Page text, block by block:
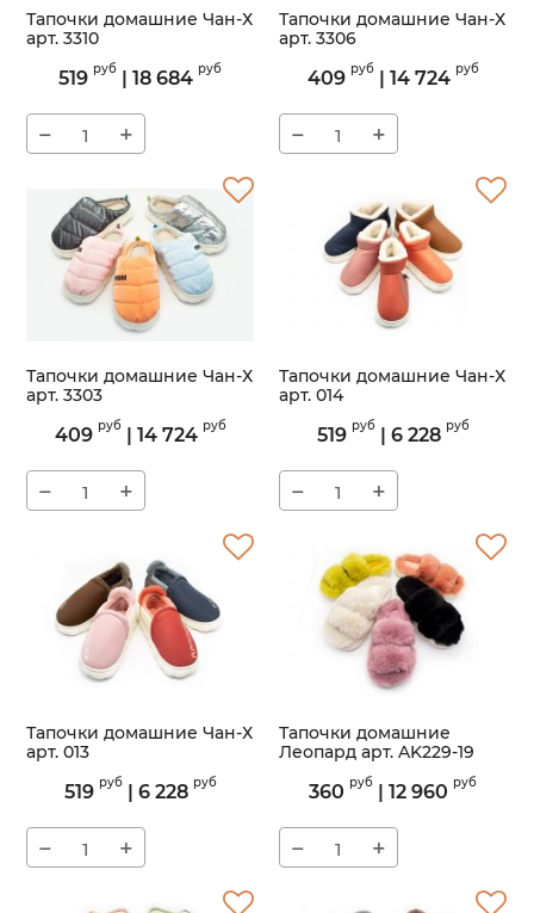
Тапочки домашние Чан-Х
арт. 3310
3310
519 руб | 18 684 руб
− +
Тапочки домашние Чан-Х
арт. 3306
3306
409 руб| 14 724 руб
− +
Тапочки домашние Чан-Х
арт. 3303
3303
409 руб| 14 724 руб
− +
Тапочки домашние Чан-Х
арт. 014
519 руб| 6 228 руб
− +
Тапочки домашние Чан-Х
арт. 013
519 руб| 6 228 руб
− +
Тапочки домашние
Леопард арт. AK229-19
AK229-19
360 руб | 12 960 руб
− +